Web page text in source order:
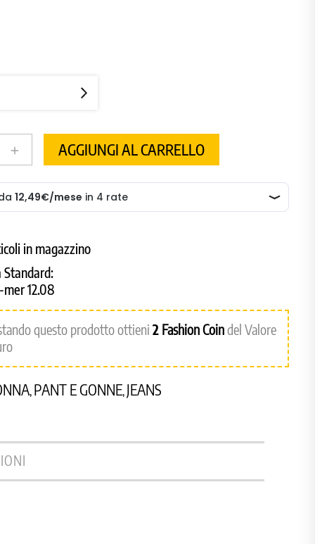
add AGGIUNGI AL CARRELLO
in magazzino
Standard:
mer 12.08
questo prodotto ottieni2 Fashion Coindel Valore
, PANT E GONNE, JEANS